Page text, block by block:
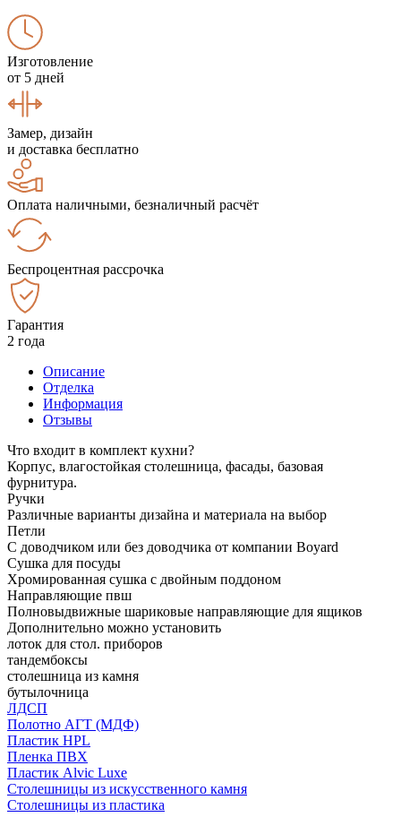
Изготовление
от 5 дней
Замер, дизайн
и доставка бесплатно
Оплата наличными, безналичный расчёт
Беспроцентная рассрочка
Гарантия
2 года
Описание
Отделка
Информация
Отзывы
Что входит в комплект кухни?
Корпус, влагостойкая столешница, фасады, базовая
фурнитура.
Ручки
Различные варианты дизайна и материала на выбор
Петли
С доводчиком или без доводчика от компании Boyard
Сушка для посуды
Хромированная сушка с двойным поддоном
Направляющие пвш
Полновыдвижные шариковые направляющие для ящиков
Дополнительно можно установить
лоток для стол. приборов
тандембоксы
столешница из камня
бутылочница
ЛДСП
Полотно АГТ (МДФ)
Пластик HPL
Пленка ПВХ
Пластик Alvic Luxe
Столешницы из искусственного камня
Столешницы из пластика